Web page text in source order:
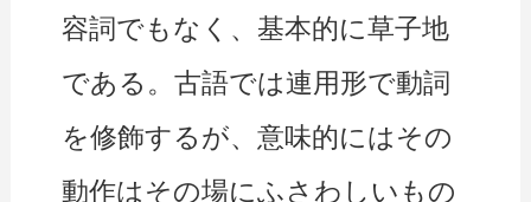
容詞でもなく、基本的に草子地
である。古語では連用形で動詞
を修飾するが、意味的にはその
動作はその場にふさわしいもの